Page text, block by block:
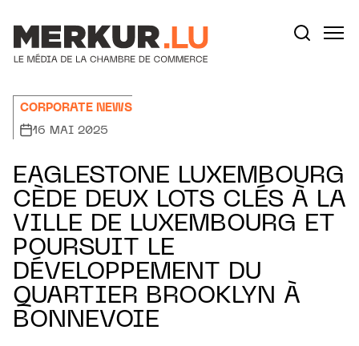
CORPORATE NEWS
16 MAI 2025
EAGLESTONE LUXEMBOURG
CÈDE DEUX LOTS CLÉS À LA
VILLE DE LUXEMBOURG ET
POURSUIT LE
DÉVELOPPEMENT DU
QUARTIER BROOKLYN À
BONNEVOIE